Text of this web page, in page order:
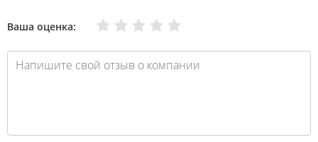
Ваша оценка: Отлично
Хорошо
Нормально
Плохо
Очень плохо